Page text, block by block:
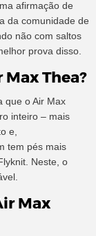
afirmação de
da comunidade de
não com saltos
prova disso.
Thea?
que o Air Max
inteiro – mais
e,
tem pés mais
Neste, o
Max